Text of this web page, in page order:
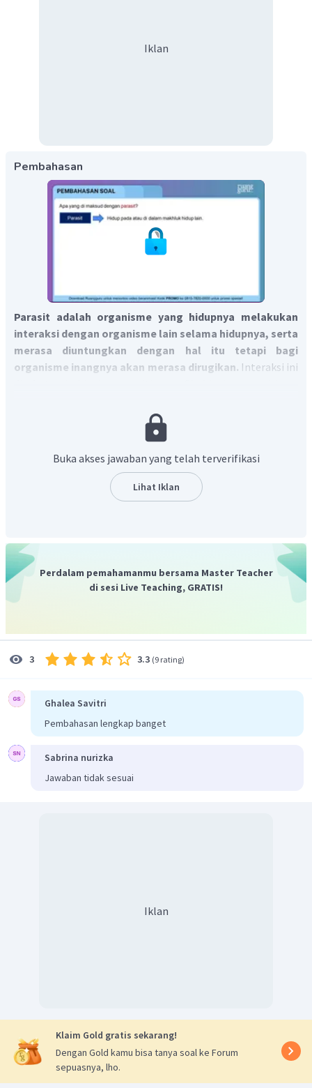
Iklan
Pembahasan
Parasit adalah organisme yang hidupnya melakukan
interaksi dengan organisme lain selama hidupnya, serta
merasa diuntungkan dengan hal itu tetapi bagi
organisme inangnya akan merasa dirugikan. Interaksi ini
hidup yang salah satu dirugikan dan lainnya merasa di
untungkan. Contohnya adalah benalu dengan pohon
Buka akses jawaban yang telah terverifikasi
Lihat Iklan
Perdalam pemahamanmu bersama Master Teacher
di sesi Live Teaching, GRATIS!
3 3.3 (9 rating)
Ghalea Savitri
Pembahasan lengkap banget
Sabrina nurizka
Jawaban tidak sesuai
Iklan
Klaim Gold gratis sekarang!
Dengan Gold kamu bisa tanya soal ke Forum
sepuasnya, lho.